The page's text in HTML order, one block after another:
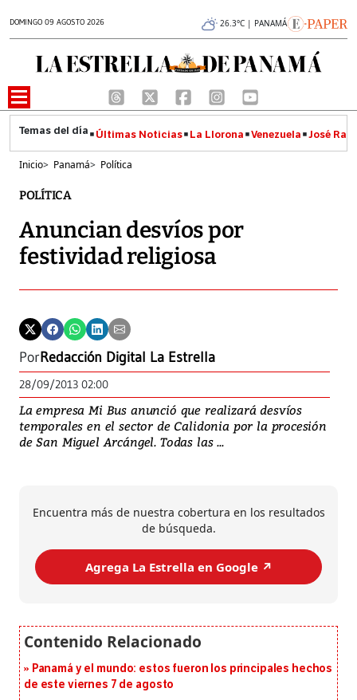
DOMINGO 09 AGOSTO 2026 26.3°C | PANAMÁ
Últimas Noticias La Llorona Venezuela José
Inicio> Panamá> Política
POLÍTICA
Anuncian desvíos por
festividad religiosa
PorRedacción Digital La Estrella
28/09/2013 02:00
La empresa Mi Bus anunció que realizará desvíos
temporales en el sector de Calidonia por la procesión
de San Miguel Arcángel. Todas las ...
Encuentra más de nuestra cobertura en los resultados
de búsqueda.
Agrega La Estrella en Google ↗️
Panamá y el mundo: estos fueron los principales hechos
de este viernes 7 de agosto